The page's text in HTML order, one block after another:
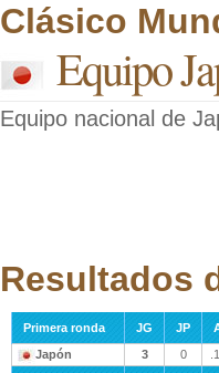
Clásico
Equipo
Equipo nacional de
Resultados
Primera ronda JG JP
Japón
3 0